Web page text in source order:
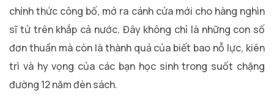
chính thức công bố, mở ra cánh cửa mới cho hàng nghìn
sĩ tử trên khắp cả nước. Đây không chỉ là những con số
đơn thuần mà còn là thành quả của biết bao nỗ lực, kiên
trì và hy vọng của các bạn học sinh trong suốt chặng
đường 12 năm đèn sách.